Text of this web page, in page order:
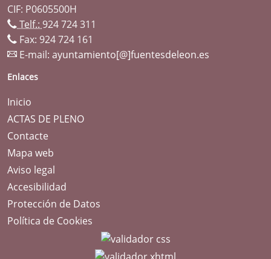
CIF: P0605500H
Telf.: 924 724 311
Fax: 924 724 161
E-mail: ayuntamiento[@]fuentesdeleon.es
Enlaces
Inicio
ACTAS DE PLENO
Contacte
Mapa web
Aviso legal
Accesibilidad
Protección de Datos
Política de Cookies